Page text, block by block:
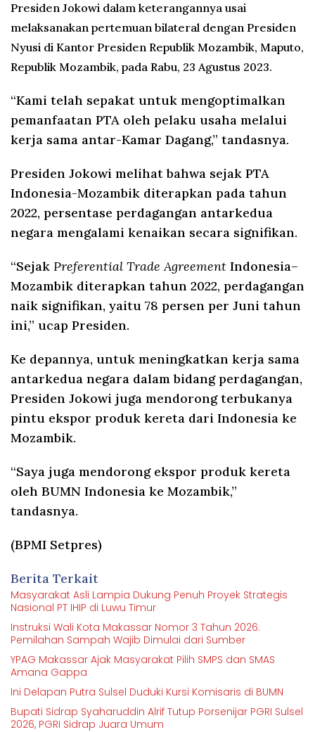
Presiden Jokowi dalam keterangannya usai
melaksanakan pertemuan bilateral dengan Presiden
Nyusi di Kantor Presiden Republik Mozambik, Maputo,
Republik Mozambik, pada Rabu, 23 Agustus 2023.
“Kami telah sepakat untuk mengoptimalkan
pemanfaatan PTA oleh pelaku usaha melalui
kerja sama antar-Kamar Dagang,” tandasnya.
Presiden Jokowi melihat bahwa sejak PTA
Indonesia-Mozambik diterapkan pada tahun
2022, persentase perdagangan antarkedua
negara mengalami kenaikan secara signifikan.
“Sejak Preferential Trade Agreement Indonesia–
Mozambik diterapkan tahun 2022, perdagangan
naik signifikan, yaitu 78 persen per Juni tahun
ini,” ucap Presiden.
Ke depannya, untuk meningkatkan kerja sama
antarkedua negara dalam bidang perdagangan,
Presiden Jokowi juga mendorong terbukanya
pintu ekspor produk kereta dari Indonesia ke
Mozambik.
“Saya juga mendorong ekspor produk kereta
oleh BUMN Indonesia ke Mozambik,”
tandasnya.
(BPMI Setpres)
Berita Terkait
Masyarakat Asli Lampia Dukung Penuh Proyek Strategis
Nasional PT IHIP di Luwu Timur
Instruksi Wali Kota Makassar Nomor 3 Tahun 2026:
Pemilahan Sampah Wajib Dimulai dari Sumber
YPAG Makassar Ajak Masyarakat Pilih SMPS dan SMAS
Amana Gappa
Ini Delapan Putra Sulsel Duduki Kursi Komisaris di BUMN
Bupati Sidrap Syaharuddin Alrif Tutup Porsenijar PGRI Sulsel
2026, PGRI Sidrap Juara Umum